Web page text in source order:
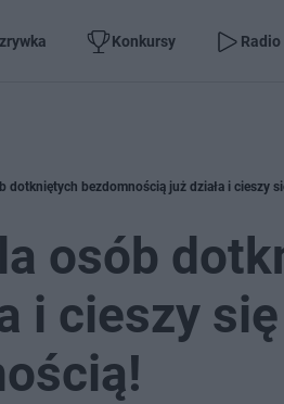
Konkursy Radio
dotkniętych bezdomnością już działa i cieszy
osób
i cieszy